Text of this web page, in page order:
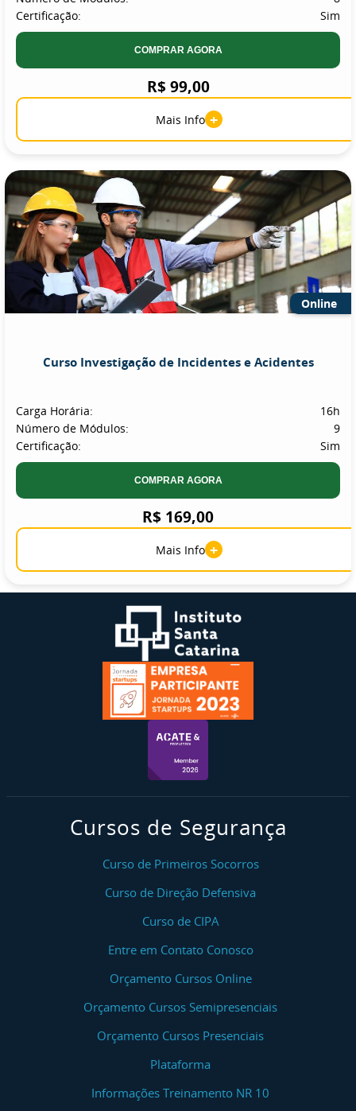
Certificação:
Sim
COMPRAR AGORA
R$ 99,00
Mais Info +
Online
Curso Investigação de Incidentes e Acidentes
Carga Horária:
16h
Número de Módulos:
9
Certificação:
Sim
COMPRAR AGORA
R$ 169,00
Mais Info +
Cursos de Segurança
Curso de Primeiros Socorros
Curso de Direção Defensiva
Curso de CIPA
Entre em Contato Conosco
Orçamento Cursos Online
Orçamento Cursos Semipresenciais
Orçamento Cursos Presenciais
Plataforma
Informações Treinamento NR 10